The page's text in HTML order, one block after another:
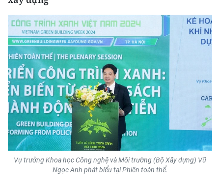
Vụ trưởng Khoa học Công nghệ và Môi trường (Bộ Xây dựng) Vũ
Ngọc Anh phát biểu tại Phiên toàn thể.